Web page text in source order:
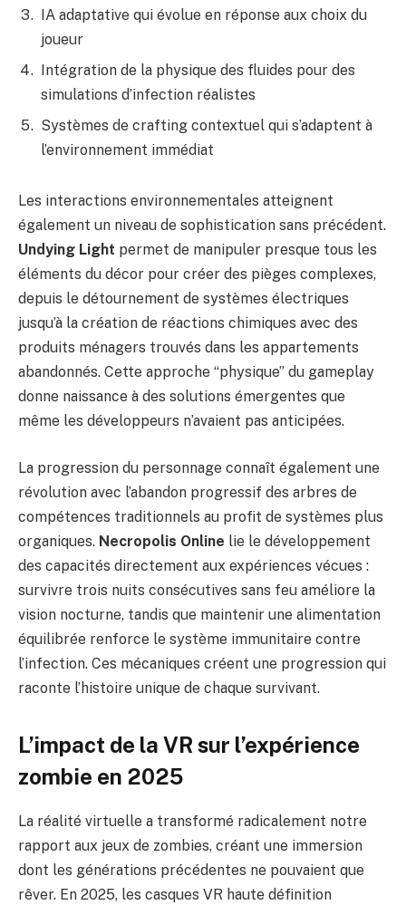
IA adaptative qui évolue en réponse aux choix du
joueur
Intégration de la physique des fluides pour des
simulations d’infection réalistes
Systèmes de crafting contextuel qui s’adaptent à
l’environnement immédiat
Les interactions environnementales atteignent
également un niveau de sophistication sans précédent.
Undying Light permet de manipuler presque tous les
éléments du décor pour créer des pièges complexes,
depuis le détournement de systèmes électriques
jusqu’à la création de réactions chimiques avec des
produits ménagers trouvés dans les appartements
abandonnés. Cette approche “physique” du gameplay
donne naissance à des solutions émergentes que
même les développeurs n’avaient pas anticipées.
La progression du personnage connaît également une
révolution avec l’abandon progressif des arbres de
compétences traditionnels au profit de systèmes plus
organiques. Necropolis Online lie le développement
des capacités directement aux expériences vécues :
survivre trois nuits consécutives sans feu améliore la
vision nocturne, tandis que maintenir une alimentation
équilibrée renforce le système immunitaire contre
l’infection. Ces mécaniques créent une progression qui
raconte l’histoire unique de chaque survivant.
L’impact de la VR sur l’expérience
zombie en 2025
La réalité virtuelle a transformé radicalement notre
rapport aux jeux de zombies, créant une immersion
dont les générations précédentes ne pouvaient que
rêver. En 2025, les casques VR haute définition